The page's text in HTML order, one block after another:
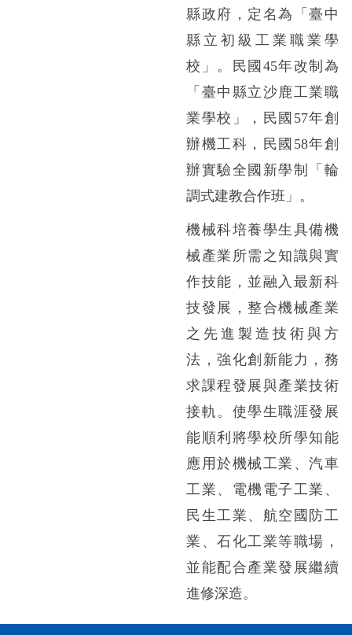
縣政府，定名為「臺中
縣立初級工業職業學
校」。民國45年改制為
「臺中縣立沙鹿工業職
業學校」，民國57年創
辦機工科，民國58年創
辦實驗全國新學制「輪
調式建教合作班」。
機械科培養學生具備機
械產業所需之知識與實
作技能，並融入最新科
技發展，整合機械產業
之先進製造技術與方
法，強化創新能力，務
求課程發展與產業技術
接軌。使學生職涯發展
能順利將學校所學知能
應用於機械工業、汽車
工業、電機電子工業、
民生工業、航空國防工
業、石化工業等職場，
並能配合產業發展繼續
進修深造。